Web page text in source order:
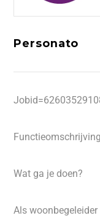
Personato
Functieomschrijving
Wat ga je doen?
Als